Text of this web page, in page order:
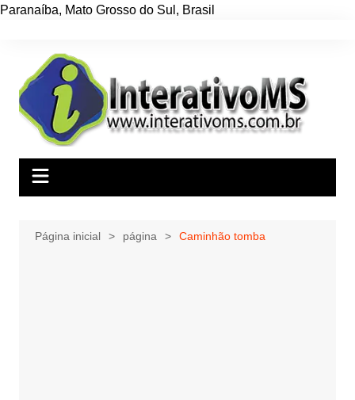
Paranaíba, Mato Grosso do Sul , Brasil
conteúdo
Página inicial página Caminhão tomba